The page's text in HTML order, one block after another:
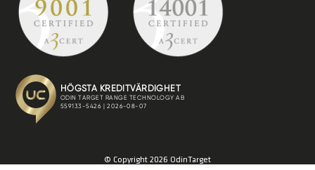
© Copyright 2026 OdinTarget